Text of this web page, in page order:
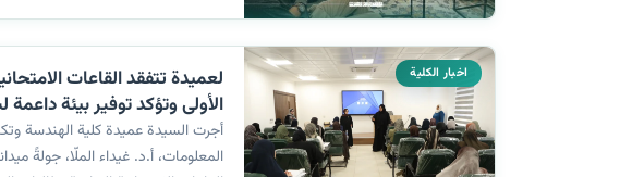
اخبار الكلية
لعميدة تتفقد القاعات
الأولى وتؤكد توفير بيئة داعمة
أكاديمية رصينة
أجرت السيدة عميدة كلية الهندسة
المعلومات، أ.د. غيداء الملّا، جولةً